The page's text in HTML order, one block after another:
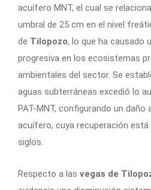
acuífero MNT, el cual se
umbral de 25 cm en el nivel
de Tilopozo, lo que ha causado
progresiva en los ecosistemas
ambientales del sector. Se
aguas subterráneas excedió lo
PAT-MNT, configurando un
acuífero, cuya recuperación
siglos.
Respecto a las vegas de